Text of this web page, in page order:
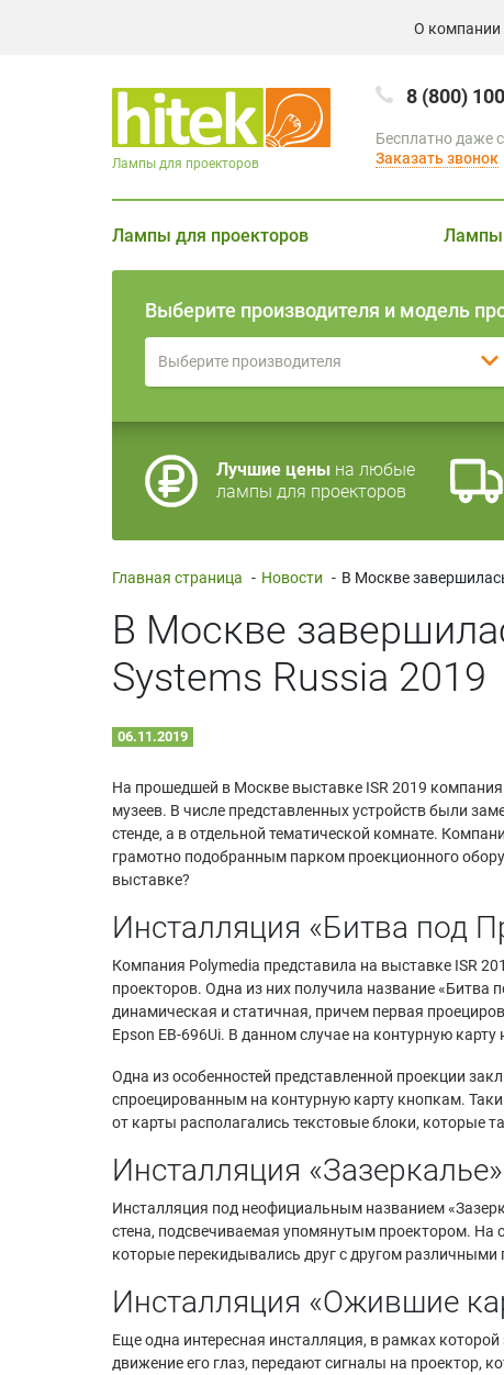
О компании
8 (800)
Бесплатно даже
Заказать звонок
Лампы для проекторов
Лампы для проекторов Лампы
Выберите производителя и модель
Выберите производителя
Лучшие цены на любые
лампы для проекторов
Главная страница - Новости -
В Москве
Systems Russia 2019
06.11.2019
На прошедшей в Москве выставке ISR 2019
музеев. В числе представленных устройств были
стенде, а в отдельной тематической комнате.
грамотно подобранным парком проекционного
выставке?
Инсталляция «Битва под
Компания Polymedia представила на выставке ISR
проекторов. Одна из них получила название «Битва
динамическая и статичная, причем первая
Epson EB-696Ui. В данном случае на контурную
Одна из особенностей представленной проекции
спроецированным на контурную карту кнопкам.
от карты располагались текстовые блоки,
Инсталляция «Зазеркалье»
Инсталляция под неофициальным названием
стена, подсвечиваемая упомянутым проектором. На
которые перекидывались друг с другом
Инсталляция «Ожившие
Еще одна интересная инсталляция, в рамках
движение его глаз, передают сигналы на проектор,